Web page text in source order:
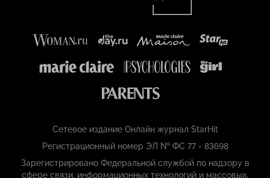
Сетевое издание Онлайн журнал StarHit
Регистрационный номер ЭЛ № ФС 77 - 83698
Зарегистрировано Федеральной службой по надзору в
сфере связи, информационных технологий и массовых,